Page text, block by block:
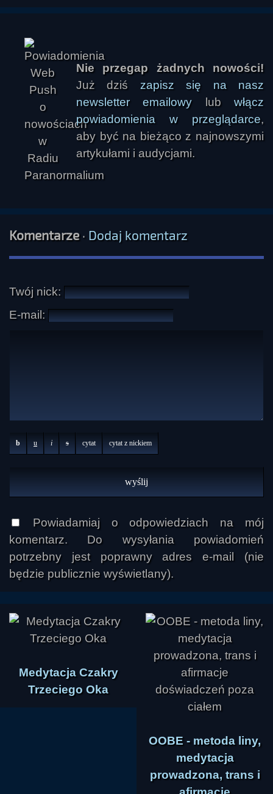
Nie przegap żadnych nowości!
Już dziś zapisz się na nasz
newsletter emailowy lubwłącz
powiadomienia w przeglądarce,
aby być na bieżąco z najnowszymi
artykułami i audycjami.
Komentarze· Dodaj komentarz
Twój nick:
E-mail:
b u i s cytat cytat z nickiem
Powiadamiaj o odpowiedziach na mój
komentarz. Do wysyłania powiadomień
potrzebny jest poprawny adres e-mail (nie
będzie publicznie wyświetlany).
Medytacja Czakry
Trzeciego Oka
OOBE - metoda liny,
medytacja
prowadzona, trans i